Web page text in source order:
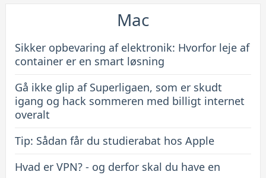
Mac
Sikker opbevaring af elektronik: Hvorfor leje af
container er en smart løsning
Gå ikke glip af Superligaen, som er skudt
igang og hack sommeren med billigt internet
overalt
Tip: Sådan får du studierabat hos Apple
Hvad er VPN? - og derfor skal du have en